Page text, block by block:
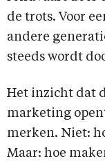
de trots. Voor
andere
steeds wordt
Het inzicht dat
marketing
merken. Niet:
Maar: hoe